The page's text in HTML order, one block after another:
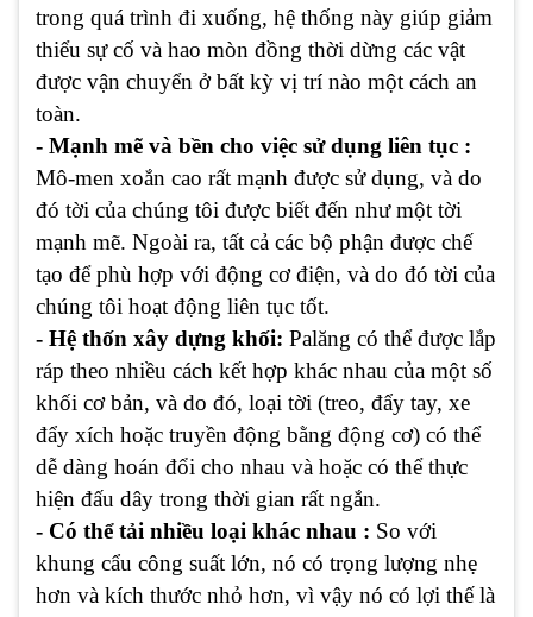
trong quá trình đi xuống, hệ thống này giúp giảm
thiểu sự cố và hao mòn đồng thời dừng các vật
được vận chuyển ở bất kỳ vị trí nào một cách an
toàn.
- Mạnh mẽ và bền cho việc sử dụng liên tục :
Mô-men xoắn cao rất mạnh được sử dụng, và do
đó tời của chúng tôi được biết đến như một tời
mạnh mẽ. Ngoài ra, tất cả các bộ phận được chế
tạo để phù hợp với động cơ điện, và do đó tời của
chúng tôi hoạt động liên tục tốt.
- Hệ thốn xây dựng khối: Palăng có thể được lắp
ráp theo nhiều cách kết hợp khác nhau của một số
khối cơ bản, và do đó, loại tời (treo, đẩy tay, xe
đẩy xích hoặc truyền động bằng động cơ) có thể
dễ dàng hoán đổi cho nhau và hoặc có thể thực
hiện đấu dây trong thời gian rất ngắn.
- Có thể tải nhiều loại khác nhau : So với
khung cẩu công suất lớn, nó có trọng lượng nhẹ
hơn và kích thước nhỏ hơn, vì vậy nó có lợi thế là